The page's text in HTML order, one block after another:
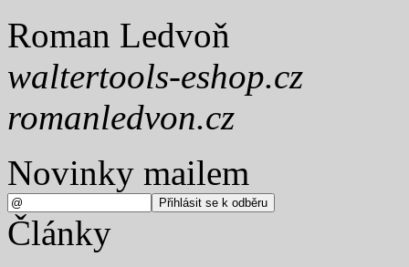
Roman Ledvoň
waltertools-eshop.cz
romanledvon.cz
Novinky mailem
Články